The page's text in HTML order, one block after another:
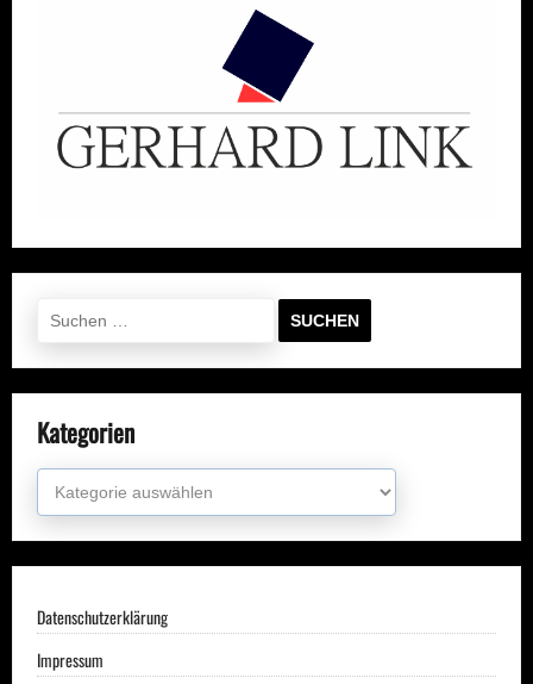
nach:
Kategorien
Kategorien
Datenschutzerklärung
Impressum